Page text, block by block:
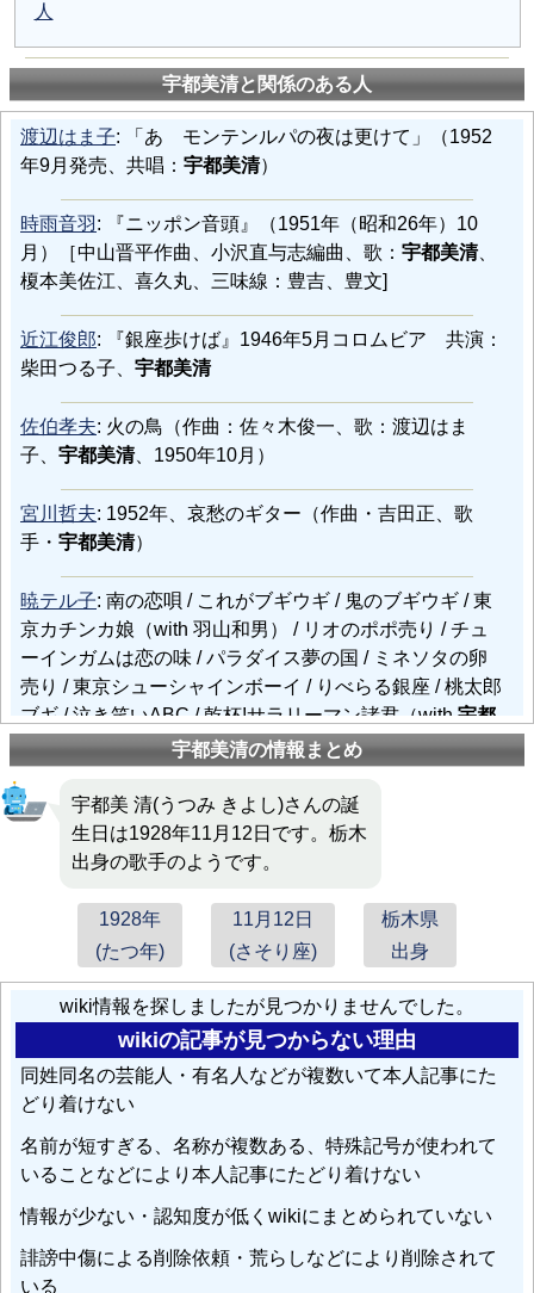
人
宇都美清と関係のある人
渡辺はま子: 「あゝモンテンルパの夜は更けて」（1952
年9月発売、共唱： 宇都美清）
時雨音羽 : 『ニッポン音頭』（1951年（昭和26年）10
月）［中山晋平作曲、小沢直与志編曲、歌： 宇都美清、
榎本美佐江、喜久丸、三味線：豊吉、豊文]
近江俊郎: 『銀座歩けば』1946年5月コロムビア 共演：
柴田つる子、 宇都美清
佐伯孝夫: 火の鳥（作曲：佐々木俊一、歌：渡辺はま
子、 宇都美清、1950年10月）
宮川哲夫: 1952年、哀愁のギター（作曲・吉田正、歌
手・ 宇都美清）
暁テル子: 南の恋唄 / これがブギウギ / 鬼のブギウギ / 東
京カチンカ娘（with 羽山和男） / リオのポポ売り / チュ
ーインガムは恋の味 / パラダイス夢の国 / ミネソタの卵
売り / 東京シューシャインボーイ / りべらる銀座 / 桃太郎
ブギ / 泣き笑いABC / 乾杯!サラリーマン諸君（with 宇都
美清） / 青空パラダイス / フラ天国
渡辺はま子: 「火の鳥」（1950年10月発売、共唱：
）
月）［吉田正作曲、清水保雄編曲、歌：久慈あさみ、
、伴奏：ビクターオーケストラ]
暁テル子: 乾杯！サラリーマン諸君（昭和27年8月発売）
宇都美清
渡辺はま子 : 「七つの星座」（1951年6月発売、共唱：
都美清
）
宇都美清の情報まとめ
宇都美 清(うつみ きよし)さんの誕
生日は1928年11月12日です。栃木
出身の歌手のようです。
1928年
(たつ年)
11月12日
(さそり座)
栃木県
出身
wiki情報を探しましたが見つかりませんでした。
wikiの記事が見つからない理由
同姓同名の芸能人・有名人などが複数いて本人記事にた
どり着けない
名前が短すぎる、名称が複数ある、特殊記号が使われて
いることなどにより本人記事にたどり着けない
情報が少ない・認知度が低くwikiにまとめられていない
誹謗中傷による削除依頼・荒らしなどにより削除されて
いる